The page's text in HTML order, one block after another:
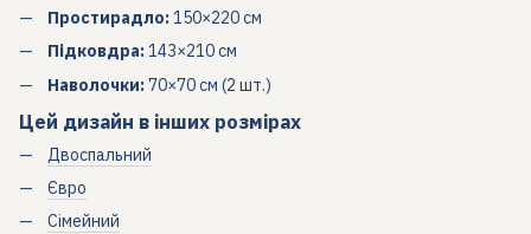
Простирадло:150×220 см
Підковдра:143×210 см
Наволочки:70×70 см (2 шт.)
Цей дизайн в інших розмірах
Двоспальний
Євро
Сімейний